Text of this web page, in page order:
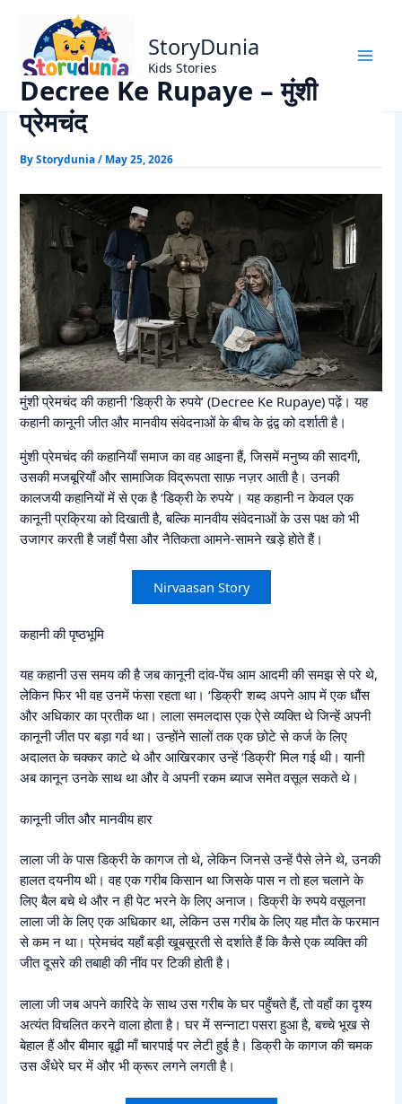
content
StoryDunia
Kids Stories
Home
Munshi Premchand Stories
Decree Ke Rupaye – मुंशी प्रेमचंद
Decree Ke Rupaye – मुंशी
प्रेमचंद
ByStorydunia/ May 25, 2026
मुंशी प्रेमचंद की कहानी ‘डिक्री के रुपये’ (Decree Ke Rupaye) पढ़ें। यह
कहानी कानूनी जीत और मानवीय संवेदनाओं के बीच के द्वंद्व को दर्शाती है।
मुंशी प्रेमचंद की कहानियाँ समाज का वह आइना हैं, जिसमें मनुष्य की सादगी,
उसकी मजबूरियाँ और सामाजिक विद्रूपता साफ़ नज़र आती है। उनकी
कालजयी कहानियों में से एक है ‘डिक्री के रुपये’। यह कहानी न केवल एक
कानूनी प्रक्रिया को दिखाती है, बल्कि मानवीय संवेदनाओं के उस पक्ष को भी
उजागर करती है जहाँ पैसा और नैतिकता आमने-सामने खड़े होते हैं।
Nirvaasan Story
कहानी की पृष्ठभूमि
यह कहानी उस समय की है जब कानूनी दांव-पेंच आम आदमी की समझ से परे थे,
लेकिन फिर भी वह उनमें फंसा रहता था। ‘डिक्री’ शब्द अपने आप में एक धौंस
और अधिकार का प्रतीक था। लाला समलदास एक ऐसे व्यक्ति थे जिन्हें अपनी
कानूनी जीत पर बड़ा गर्व था। उन्होंने सालों तक एक छोटे से कर्ज के लिए
अदालत के चक्कर काटे थे और आखिरकार उन्हें ‘डिक्री’ मिल गई थी। यानी
अब कानून उनके साथ था और वे अपनी रकम ब्याज समेत वसूल सकते थे।
कानूनी जीत और मानवीय हार
लाला जी के पास डिक्री के कागज तो थे, लेकिन जिनसे उन्हें पैसे लेने थे, उनकी
हालत दयनीय थी। वह एक गरीब किसान था जिसके पास न तो हल चलाने के
लिए बैल बचे थे और न ही पेट भरने के लिए अनाज। डिक्री के रुपये वसूलना
लाला जी के लिए एक अधिकार था, लेकिन उस गरीब के लिए यह मौत के फरमान
से कम न था। प्रेमचंद यहाँ बड़ी खूबसूरती से दर्शाते हैं कि कैसे एक व्यक्ति की
जीत दूसरे की तबाही की नींव पर टिकी होती है।
लाला जी जब अपने कारिंदे के साथ उस गरीब के घर पहुँचते हैं, तो वहाँ का दृश्य
अत्यंत विचलित करने वाला होता है। घर में सन्नाटा पसरा हुआ है, बच्चे भूख से
बेहाल हैं और बीमार बूढ़ी माँ चारपाई पर लेटी हुई है। डिक्री के कागज की चमक
उस अँधेरे घर में और भी क्रूर लगने लगती है।